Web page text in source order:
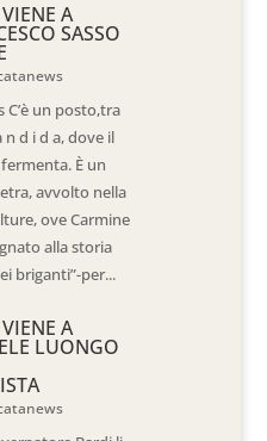
A
SASSO
C’è un posto,tra
n d i d a, dove il
È un
avvolto nella
ove Carmine
alla storia
briganti”-per...
A
LUONGO